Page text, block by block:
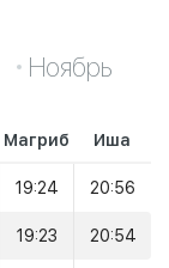
Ноябрь
Магриб Иша
19:24 20:56
19:23 20:54